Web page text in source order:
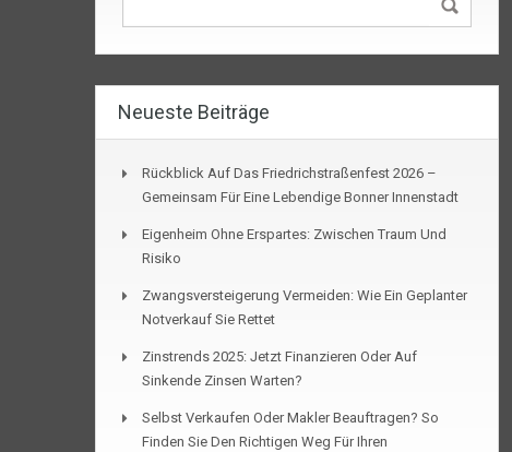
Neueste Beiträge
Rückblick Auf Das Friedrichstraßenfest 2026 –
Gemeinsam Für Eine Lebendige Bonner Innenstadt
Eigenheim Ohne Erspartes: Zwischen Traum Und
Risiko
Zwangsversteigerung Vermeiden: Wie Ein Geplanter
Notverkauf Sie Rettet
Zinstrends 2025: Jetzt Finanzieren Oder Auf
Sinkende Zinsen Warten?
Selbst Verkaufen Oder Makler Beauftragen? So
Finden Sie Den Richtigen Weg Für Ihren